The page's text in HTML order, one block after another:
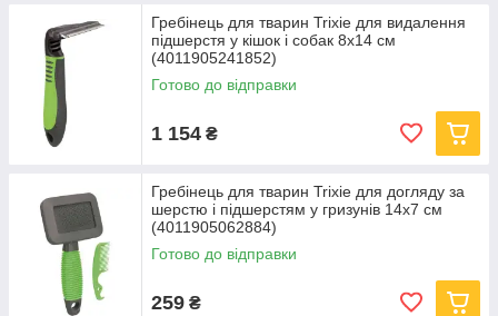
Гребінець для тварин Trixie для видалення
підшерстя у кішок і собак 8х14 см
(4011905241852)
Готово до відправки
1 154 ₴
Гребінець для тварин Trixie для догляду за
шерстю і підшерстям у гризунів 14х7 см
(4011905062884)
Готово до відправки
259 ₴